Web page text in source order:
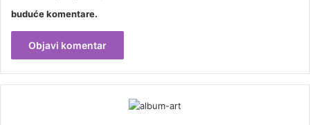
buduće komentare.